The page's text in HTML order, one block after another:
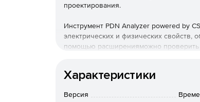
проектирования.
Инструмент PDN Analyzer powered by
электрических и физических свойств,
помощью расширенияможно проверить
основном помогает убедиться, что
достаточные размеры и
Характеристики
Версия